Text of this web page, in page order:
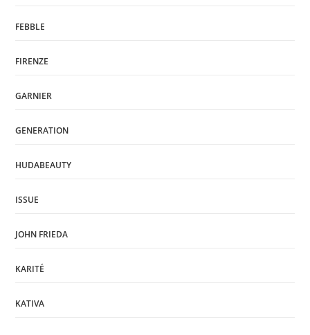
FEBBLE
FIRENZE
GARNIER
GENERATION
HUDABEAUTY
ISSUE
JOHN FRIEDA
KARITÉ
KATIVA